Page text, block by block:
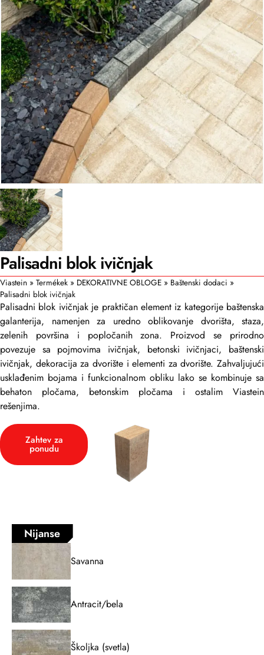
Palisadni blok ivičnjak
Viastein » Termékek » DEKORATIVNE OBLOGE » Baštenski dodaci »
Palisadni blok ivičnjak
Palisadni blok ivičnjak je praktičan element iz kategorije baštenska
galanterija, namenjen za uredno oblikovanje dvorišta, staza,
zelenih površina i popločanih zona. Proizvod se prirodno
povezuje sa pojmovima ivičnjak, betonski ivičnjaci, baštenski
ivičnjak, dekoracija za dvorište i elementi za dvorište. Zahvaljujući
usklađenim bojama i funkcionalnom obliku lako se kombinuje sa
behaton pločama, betonskim pločama i ostalim Viastein
rešenjima.
Zahtev za
ponudu
Nijanse
Savanna
Antracit/bela
Školjka (svetla)